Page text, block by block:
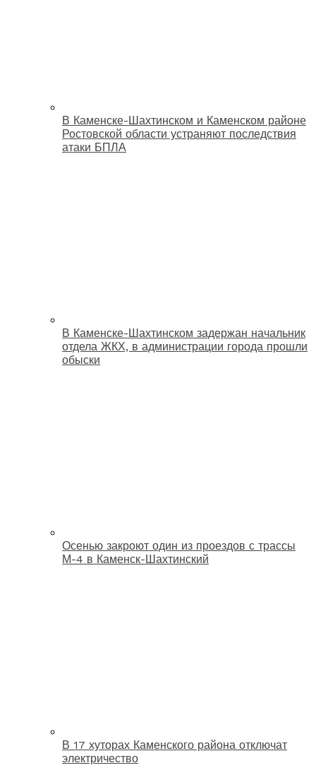
В Каменске-Шахтинском и Каменском районе
Ростовской области устраняют последствия
атаки БПЛА
В Каменске-Шахтинском задержан начальник
отдела ЖКХ, в администрации города прошли
обыски
Осенью закроют один из проездов с трассы
М-4 в Каменск-Шахтинский
В 17 хуторах Каменского района отключат
электричество